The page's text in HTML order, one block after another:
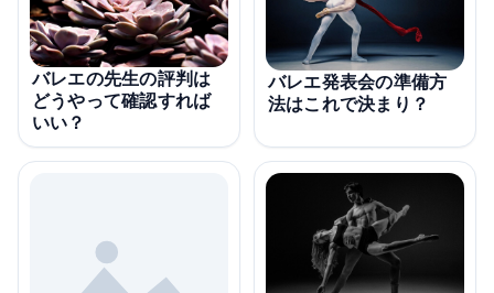
バレエの先生の評判は
どうやって確認すれば
いい？
バレエ発表会の準備方
法はこれで決まり？